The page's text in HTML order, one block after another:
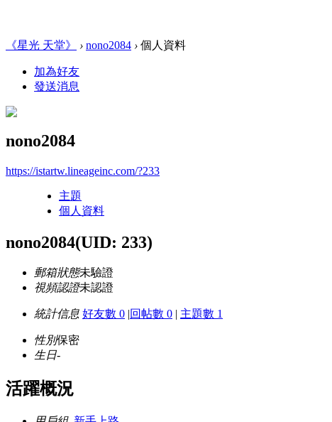
《星光 天堂》 › nono2084 › 個人資料
加為好友
發送消息
nono2084
https://istartw.lineageinc.com/?233
主題
個人資料
nono2084(UID: 233)
郵箱狀態未驗證
視頻認證未認證
統計信息 好友數 0 |回帖數 0 | 主題數 1
性別保密
生日-
活躍概況